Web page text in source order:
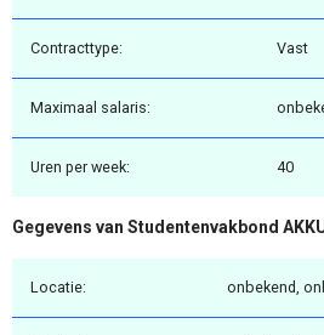
Contracttype: Vast
Maximaal salaris:
Uren per week: 40
Gegevens van Studentenvakbond
Locatie: onbekend,